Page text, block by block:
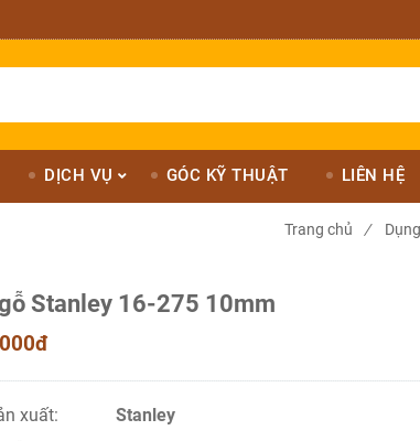
DỊCH VỤ GÓC KỸ THUẬT LIÊN HỆ
Trang chủ /
Stanley 16-275 10mm
xuất:
Stanley